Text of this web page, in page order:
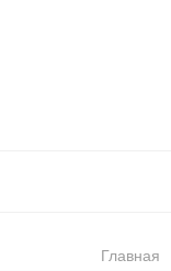
Главная